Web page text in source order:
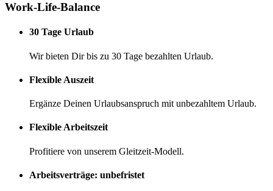
Work-Life-Balance
30 Tage Urlaub
Wir bieten Dir bis zu 30 Tage bezahlten Urlaub.
Flexible Auszeit
Ergänze Deinen Urlaubsanspruch mit unbezahltem Urlaub.
Flexible Arbeitszeit
Profitiere von unserem Gleitzeit-Modell.
Arbeitsverträge: unbefristet